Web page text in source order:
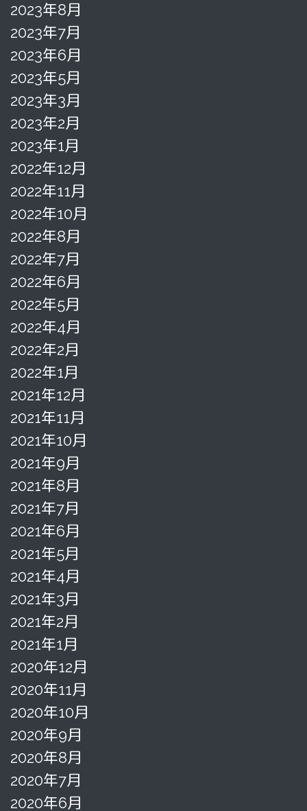
2023年8月
2023年7月
2023年6月
2023年5月
2023年3月
2023年2月
2023年1月
2022年12月
2022年11月
2022年10月
2022年8月
2022年7月
2022年6月
2022年5月
2022年4月
2022年2月
2022年1月
2021年12月
2021年11月
2021年10月
2021年9月
2021年8月
2021年7月
2021年6月
2021年5月
2021年4月
2021年3月
2021年2月
2021年1月
2020年12月
2020年11月
2020年10月
2020年9月
2020年8月
2020年7月
2020年6月